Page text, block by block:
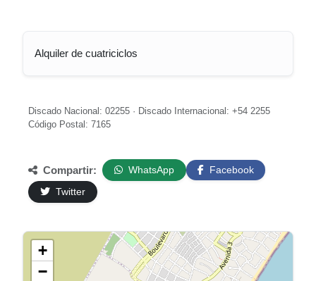
Alquiler de cuatriciclos
Discado Nacional: 02255 · Discado Internacional: +54 2255
Código Postal: 7165
Compartir: WhatsApp
Facebook
Twitter
+
−